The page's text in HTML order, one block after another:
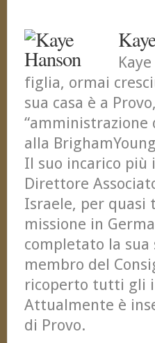
figlia, ormai
sua casa è a
“amministrazione
alla
Il suo incarico più
Direttore
Israele, per quasi
missione in
completato la sua
membro del
ricoperto tutti gli
Attualmente è
di Provo.